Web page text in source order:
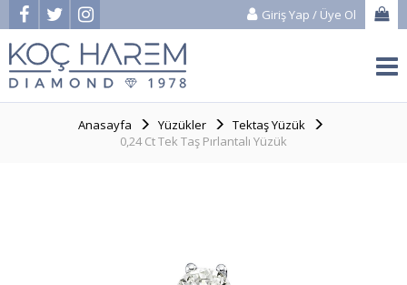
Giriş Yap / Üye Ol
Anasayfa Yüzükler
Tektaş Yüzük
0,24 Ct Tek Taş Pırlantalı Yüzük